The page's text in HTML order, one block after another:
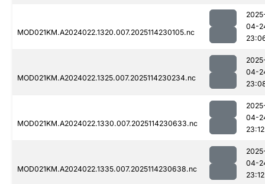
MOD021KM.A2024022.1320.007.2025114230105.nc
04-
MOD021KM.A2024022.1325.007.2025114230234.nc
04-
MOD021KM.A2024022.1330.007.2025114230633.nc
04-
23:12
MOD021KM.A2024022.1335.007.2025114230638.nc
04-
23:12